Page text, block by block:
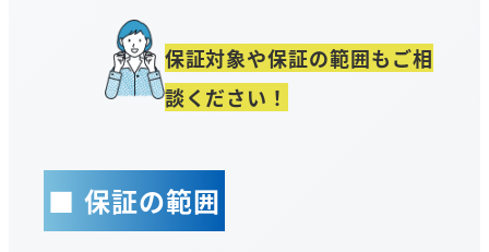
保証対象や保証の範囲もご相
談ください！
■ 保証の範囲